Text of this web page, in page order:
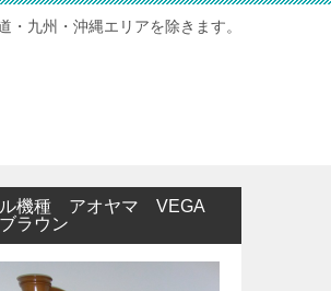
九州・沖縄エリアを除きます。
ル機種 アオヤマ VEGA
ラウン